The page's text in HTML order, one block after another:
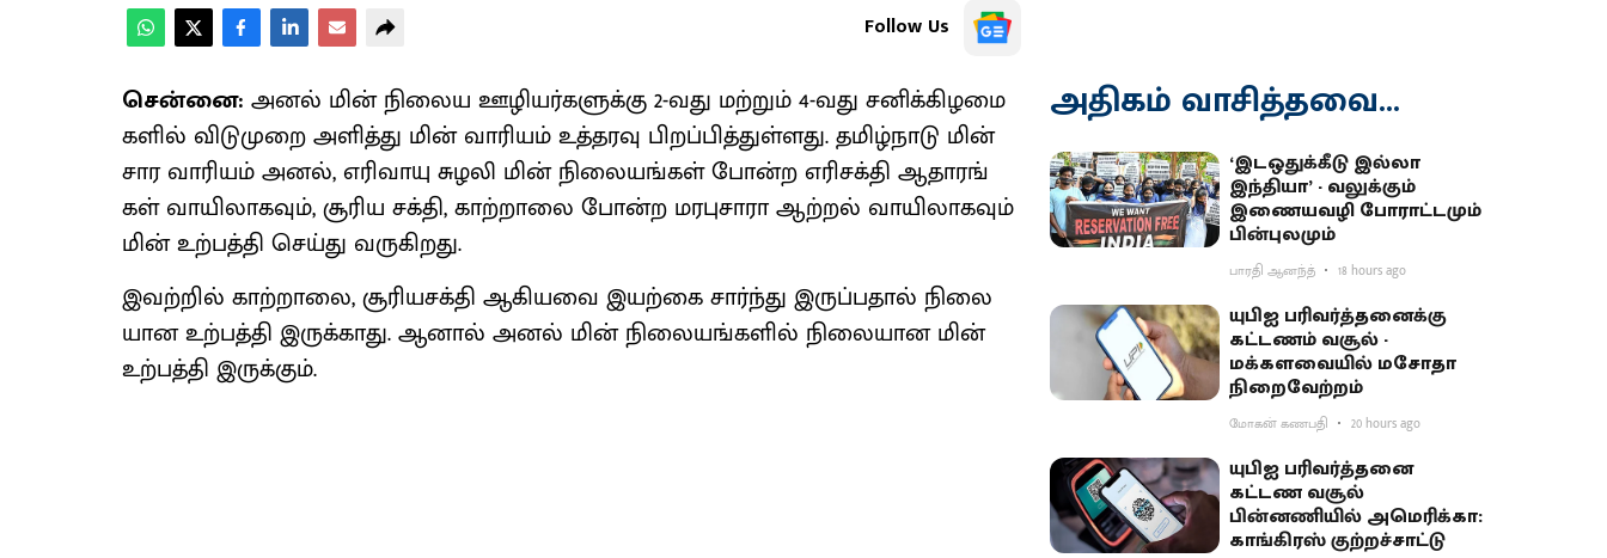
Follow Us
சென்னை: அனல் மின் நிலைய ஊழியர்​களுக்கு 2-வது மற்றும் 4-வது சனிக்​கிழமை​
களில் விடுமுறை அளித்து மின் வாரி​யம் உத்​தரவு பிறப்​பித்​துள்​ளது. தமிழ்​நாடு மின்​
சார வாரி​யம் அனல், எரி​வாயு சுழலி மின் நிலை​யங்​கள் போன்ற எரிசக்தி ஆதா​ரங்​
கள் வாயி​லாக​வும், சூரிய சக்​தி, காற்​றாலை போன்ற மரபு​சாரா ஆற்​றல் வாயி​லாக​வும்
மின் உற்​பத்தி செய்து வரு​கிறது.
இவற்​றில் காற்​றாலை, சூரியசக்தி ஆகியவை இயற்கை சார்ந்து இருப்​ப​தால் நிலை​
யான உற்​பத்தி இருக்​காது. ஆனால் அனல் மின் நிலை​யங்​களில் நிலை​யான மின்
உற்​பத்தி இருக்​கும்.
அதிகம் வாசித்தவை...
‘இடஒதுக்கீடு இல்லா
இந்தியா’ - வலுக்கும்
இணையவழி போராட்டமும்
பின்புலமும்
பாரதி ஆனந்த் 18 hours ago
யுபிஐ பரிவர்த்தனைக்கு
கட்டணம் வசூல் -
மக்களவையில் மசோதா
நிறைவேற்றம்
மோகன் கணபதி 20 hours ago
யுபிஐ பரிவர்த்தனை
கட்டண வசூல்
பின்னணியில் அமெரிக்கா:
காங்கிரஸ் குற்றச்சாட்டு